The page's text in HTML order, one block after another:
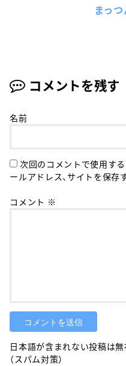
まっ
コメントを残す
名前
次回のコメントで使用す
ールアドレス、サイトを保存
コメント ※
日本語が含まれない投稿は
（スパム対策）